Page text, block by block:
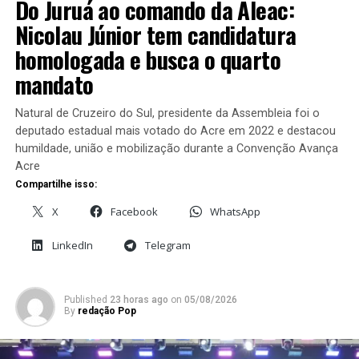
médicos por habitante. Na economia, são mencionadas a
redução da taxa de desemprego, a estabilidade da
inflação e o crescimento do Produto Interno Bruto. A
entidade também cita resultados no comércio exterior,
como a retirada de tarifas norte-americanas sobre
internacionais, atribuídas a negociações do governo
federal.
No setor ambiental, os bispos ressaltam o protagonismo
do Brasil na área de energias renováveis e a realização da
30ª Conferência das Nações Unidas sobre Mudanças
compromisso com o enfrentamento da crise climática. O
sobrepor à vida, à justiça social e ao cuidado com o meio
ambiente.
A carta aborda ainda temas ligados à doutrina da Igreja
Do Juruá ao comando da Aleac:
Nicolau Júnior tem candidatura
homologada e busca o quarto
mandato
Natural de Cruzeiro do Sul, presidente da Assembleia foi o
deputado estadual mais votado do Acre em 2022 e destacou
humildade, união e mobilização durante a Convenção Avança
Acre
Compartilhe isso:
X Facebook WhatsApp
LinkedIn Telegram
Published 23 horas ago on 05/08/2026
By redação Pop